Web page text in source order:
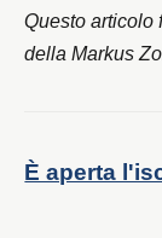
Questo articolo
della Markus
È aperta